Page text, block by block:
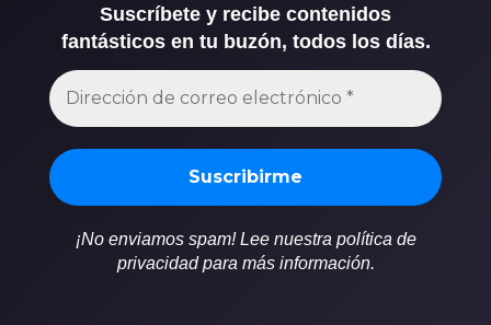
Suscríbete y recibe contenidos
fantásticos en tu buzón, todos los días.
¡No enviamos spam! Lee nuestra política de
privacidad para más información.